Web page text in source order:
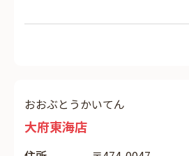
おおぶとうかいてん
大府東海店